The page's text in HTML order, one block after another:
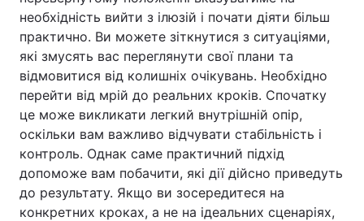
необхідність вийти з ілюзій і почати діяти більш
практично. Ви можете зіткнутися з ситуаціями,
які змусять вас переглянути свої плани та
відмовитися від колишніх очікувань. Необхідно
перейти від мрій до реальних кроків. Спочатку
це може викликати легкий внутрішній опір,
оскільки вам важливо відчувати стабільність і
контроль. Однак саме практичний підхід
допоможе вам побачити, які дії дійсно приведуть
до результату. Якщо ви зосередитеся на
конкретних кроках, а не на ідеальних сценаріях,